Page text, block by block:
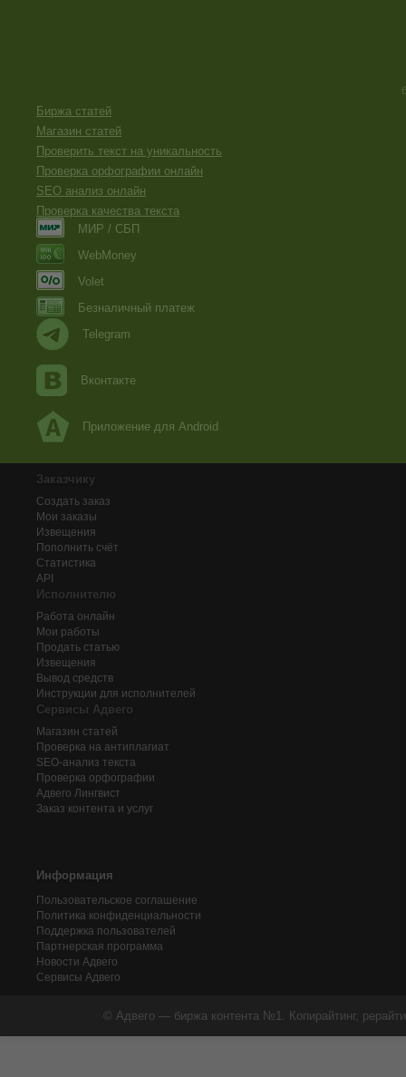
Биржа статей
Магазин статей
Проверить текст на уникальность
Проверка орфографии онлайн
SEO анализ онлайн
Проверка качества текста
МИР / СБП
WebMoney
Volet
Безналичный платеж
Telegram
Вконтакте
Приложение для Android
Заказчику
Создать заказ
Мои заказы
Извещения
Пополнить счёт
Статистика
API
Исполнителю
Работа онлайн
Мои работы
Продать статью
Извещения
Вывод средств
Инструкции для исполнителей
Сервисы Адвего
Магазин статей
Проверка на антиплагиат
SEO-анализ текста
Проверка орфографии
Адвего Лингвист
Заказ контента и услуг
Информация
Пользовательское соглашение
Политика конфиденциальности
Поддержка пользователей
Партнерская программа
Новости Адвего
Сервисы Адвего
© Адвего — биржа контента №1. Копирайтинг,